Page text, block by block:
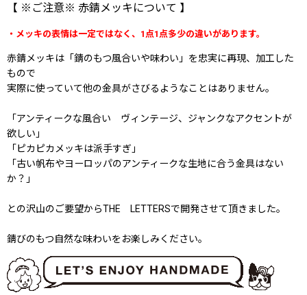
【 ※ご注意※ 赤錆メッキについて 】
・メッキの表情は一定ではなく、1点1点多少の違いがあります。
赤錆メッキは「錆のもつ風合いや味わい」を忠実に再現、加工した
もので
実際に使っていて他の金具がさびるようなことはありません。
「アンティークな風合い ヴィンテージ、ジャンクなアクセントが
欲しい」
「ピカピカメッキは派手すぎ」
「古い帆布やヨーロッパのアンティークな生地に合う金具はない
か？」
との沢山のご要望からTHE LETTERSで開発させて頂きました。
錆びのもつ自然な味わいをお楽しみください。